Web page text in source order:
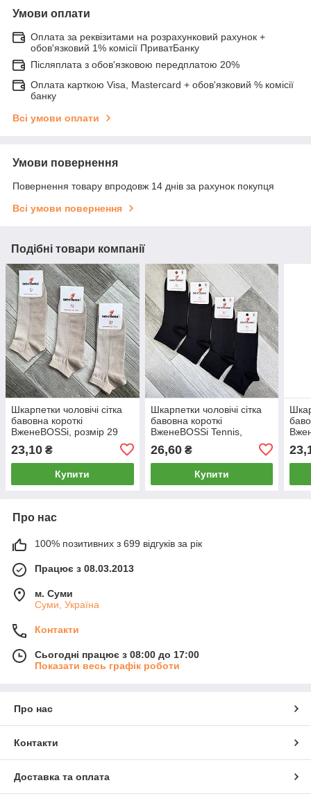
Умови оплати
Оплата за реквізитами на розрахунковий рахунок +
обов'язковий 1% комісії ПриватБанку
Післяплата з обов'язковою передплатою 20%
Оплата карткою Visa, Mastercard + обов'язковий % комісії
банку
Всі умови оплати
Умови повернення
Повернення товару впродовж 14 днів за рахунок покупця
Всі умови повернення
Подібні товари компанії
Шкарпетки чоловічі сітка
бавовна короткі
ВженеBOSSі, розмір 29
23,10 ₴
Купити
Шкарпетки чоловічі сітка
бавовна короткі
ВженеBOSSі Tennis,
розмір 29 (43-44), чорні,
12207
26,60₴
Купити
Про нас
100% позитивних з 699 відгуків за рік
Працює з 08.03.2013
м. Суми
Суми, Україна
Контакти
Сьогодні працює з 08:00 до 17:00
Показати весь графік роботи
Про нас
Контакти
Доставка та оплата